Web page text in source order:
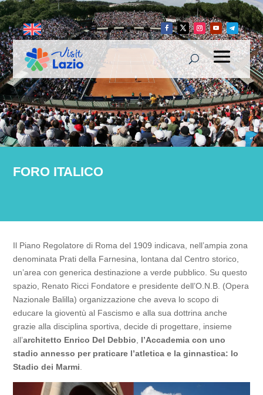
FORO ITALICO
Il Piano Regolatore di Roma del 1909 indicava, nell’ampia zona
denominata Prati della Farnesina, lontana dal Centro storico,
un’area con generica destinazione a verde pubblico. Su questo
spazio, Renato Ricci Fondatore e presidente dell’O.N.B. (Opera
Nazionale Balilla) organizzazione che aveva lo scopo di
educare la gioventù al Fascismo e alla sua dottrina anche
grazie alla disciplina sportiva, decide di progettare, insieme
all’architetto Enrico Del Debbio
l’Accademia con uno
stadio annesso per praticare l’atletica e la ginnastica: lo
Stadio dei Marmi